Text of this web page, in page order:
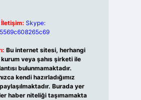
İletişim: Skype:
Bu internet sitesi, herhangi
veya şahıs şirketi ile
bulunmamaktadır.
kendi hazırladığımız
Burada yer
haber niteliği taşımamakta